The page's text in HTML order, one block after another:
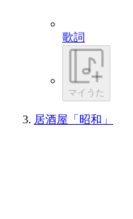
歌詞
マイうた
居酒屋「昭和」